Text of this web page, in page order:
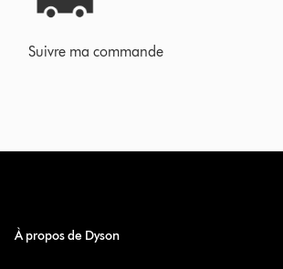
Suivre ma commande
À propos de Dyson